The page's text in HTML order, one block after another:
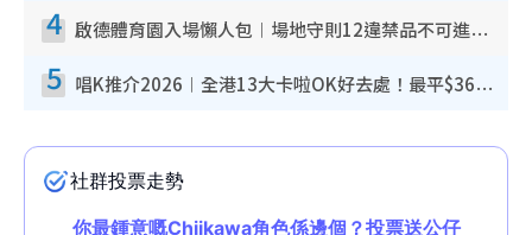
4 啟德體育園入場懶人包︱場地守則12違禁品不可進場准帶細水樽但全場禁樽蓋！應援牌有限制！
5 唱K推介2026︱全港13大卡啦OK好去處！最平$36起 日文K都有！(附地址+收費詳情)